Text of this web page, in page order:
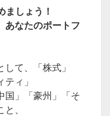
しょう！
あなたのポートフ
て、「株式」
ィ」
国」「豪州」「そ
、